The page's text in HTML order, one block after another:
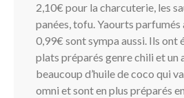
2,10€ pour la charcuterie, les
panées, tofu. Yaourts parfumés
0,99€ sont sympa aussi. Ils ont
plats préparés genre chili et un
beaucoup d’huile de coco qui
omni et sont en plus préparés